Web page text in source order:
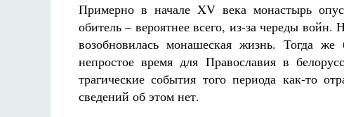
Примерно в начале XV века монастырь
обитель – вероятнее всего, из-за череды
возобновилась монашеская жизнь. Тогда
непростое время для Православия в
трагические события того периода как-то
сведений об этом нет.